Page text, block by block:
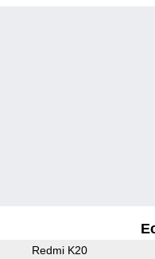
Redmi K20